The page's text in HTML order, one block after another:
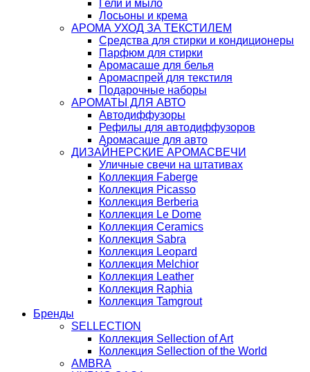
Гели и мыло
Лосьоны и крема
АРОМА УХОД ЗА ТЕКСТИЛЕМ
Средства для стирки и кондиционеры
Парфюм для стирки
Аромасаше для белья
Аромаспрей для текстиля
Подарочные наборы
АРОМАТЫ ДЛЯ АВТО
Автодиффузоры
Рефилы для автодиффузоров
Аромасаше для авто
ДИЗАЙНЕРСКИЕ АРОМАСВЕЧИ
Уличные свечи на штативах
Коллекция Faberge
Коллекция Picasso
Коллекция Berberia
Коллекция Le Dome
Коллекция Ceramics
Коллекция Sabra
Коллекция Leopard
Коллекция Melchior
Коллекция Leather
Коллекция Raphia
Коллекция Tamgrout
Бренды
SELLECTION
Коллекция Sellection of Art
Коллекция Sellection of the World
AMBRA